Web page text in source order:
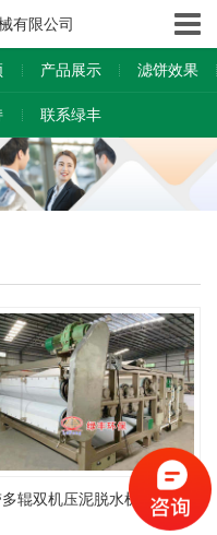
产品展示 滤饼效果
联系绿丰
4带多辊双机压泥脱水机 (2000-2500)-S11
有限公司